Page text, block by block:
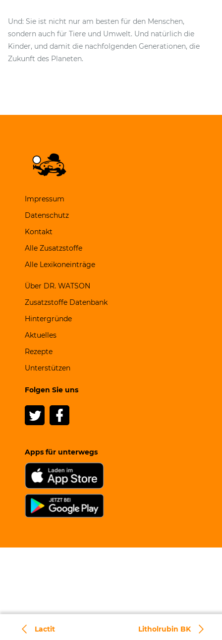
Und: Sie ist nicht nur am besten für den Menschen,
sondern auch für Tiere und Umwelt. Und natürlich die
Kinder, und damit die nachfolgenden Generationen, die
Zukunft des Planeten.
Lactit Litholrubin BK
Impressum
Datenschutz
Kontakt
Alle Zusatzstoffe
Alle Lexikoneinträge
Über DR. WATSON
Zusatzstoffe Datenbank
Hintergründe
Aktuelles
Rezepte
Unterstützen
Folgen Sie uns
Apps für unterwegs